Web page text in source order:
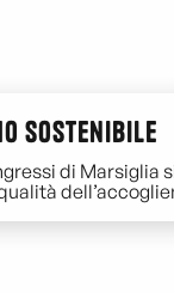
sostenibile
di Marsiglia